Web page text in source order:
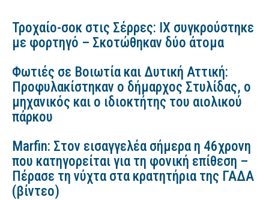
Τροχαίο-σοκ στις Σέρρες: ΙΧ συγκρούστηκε
με φορτηγό – Σκοτώθηκαν δύο άτομα
Φωτιές σε Βοιωτία και Δυτική Αττική:
Προφυλακίστηκαν ο δήμαρχος Στυλίδας, ο
μηχανικός και ο ιδιοκτήτης του αιολικού
πάρκου
Marfin: Στον εισαγγελέα σήμερα η 46χρονη
που κατηγορείται για τη φονική επίθεση –
Πέρασε τη νύχτα στα κρατητήρια της ΓΑΔΑ
(βίντεο)